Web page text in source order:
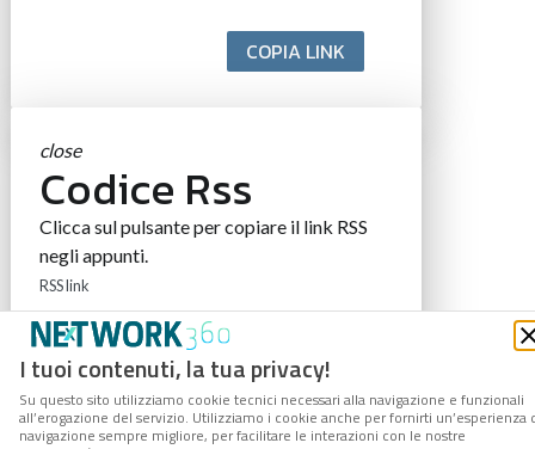
I tuoi contenuti, la tua privacy!
Su questo sito utilizziamo cookie tecnici necessari alla navigazione e funzionali
all’erogazione del servizio. Utilizziamo i cookie anche per fornirti un’esperienza
navigazione sempre migliore, per facilitare le interazioni con le nostre
COPIA LINK
close
Codice Rss
Clicca sul pulsante per copiare il link RSS
negli appunti.
RSS link
COPIA LINK